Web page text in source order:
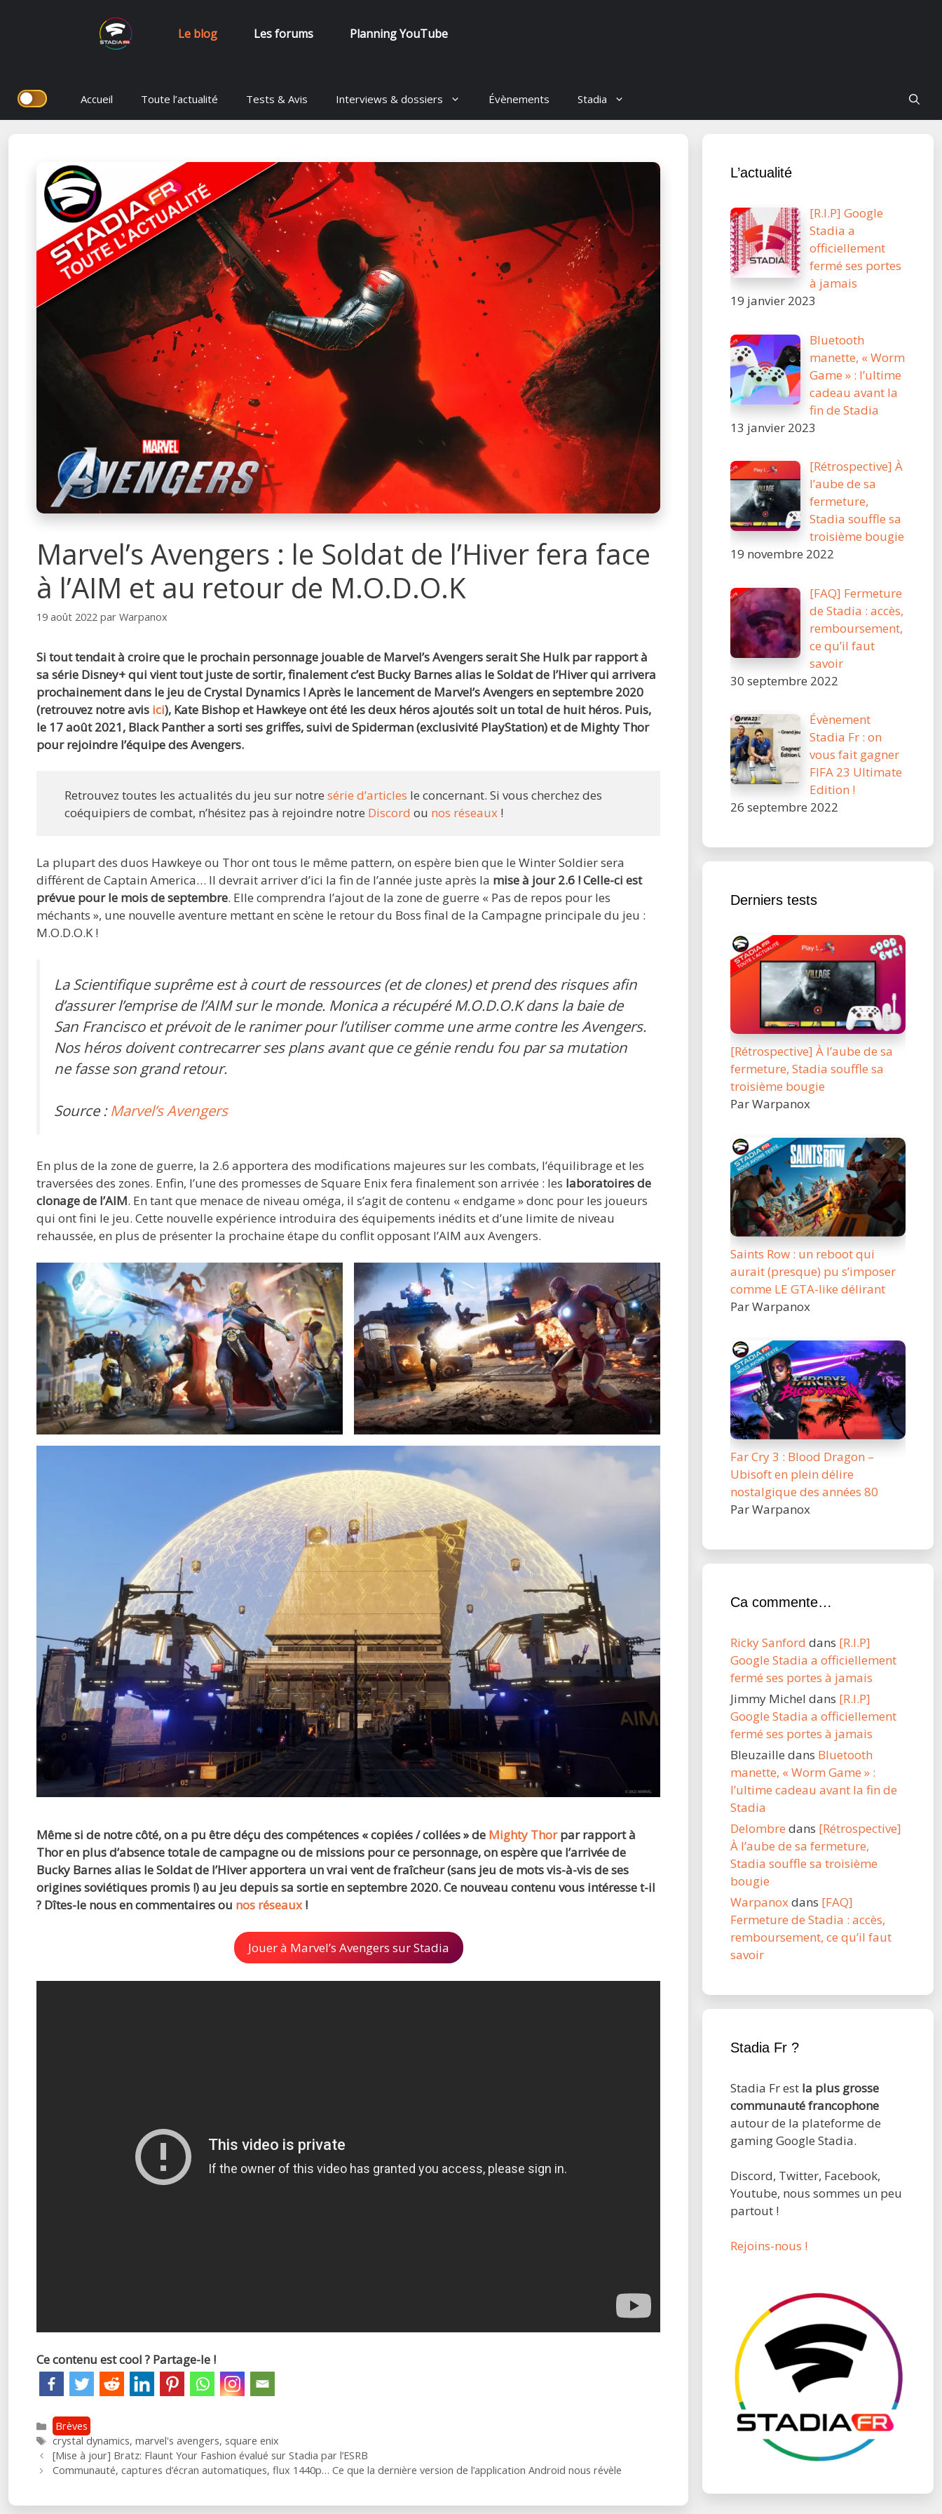
Le blog Les forums Planning YouTube
Aller
contenu
Accueil Toute l’actualité Tests & Avis Interviews & dossiers Évènements Stadia
Marvel’s Avengers : le Soldat de l’Hiver fera face
à l’AIM et au retour de M.O.D.O.K
19 août 2022 par Warpanox
Si tout tendait à croire que le prochain personnage jouable de Marvel’s Avengers serait She Hulk par rapport à
sa série Disney+ qui vient tout juste de sortir, finalement c’est Bucky Barnes alias le Soldat de l’Hiver qui arrivera
prochainement dans le jeu de Crystal Dynamics !Après le lancement de Marvel’s Avengers en septembre 2020
(retrouvez notre avis ici), Kate Bishop et Hawkeyeont été les deux héros ajoutés soit un total de huit héros. Puis,
le 17 août 2021, Black Panther a sorti ses griffes, suivi de Spiderman (exclusivité PlayStation) et de Mighty Thor
pour rejoindre l’équipe des Avengers.
Retrouvez toutes les actualités du jeu sur notresérie d’articles le concernant. Si vous cherchez des
coéquipiers de combat, n’hésitez pas à rejoindre notre Discordou nos réseaux !
La plupart des duos Hawkeye ou Thor ont tous le même pattern, on espère bien que le Winter Soldier sera
différent de Captain America… Il devrait arriver d’ici la fin de l’année juste après la mise à jour 2.6 ! Celle-ci est
prévue pour le mois de septembre. Elle comprendra l’ajout de la zone de guerre « Pas de repos pour les
méchants », une nouvelle aventure mettant en scène le retour du Boss final de la Campagne principale du jeu :
M.O.D.O.K !
La Scientifique suprême est à court de ressources (et de clones) et prend des risques afin
d’assurer l’emprise de l’AIM sur le monde. Monica a récupéré M.O.D.O.K dans la baie de
San Francisco et prévoit de le ranimer pour l’utiliser comme une arme contre les Avengers.
Nos héros doivent contrecarrer ses plans avant que ce génie rendu fou par sa mutation
ne fasse son grand retour.
Source :Marvel’s Avengers
En plus de la zone de guerre, la 2.6 apportera des modifications majeures sur les combats, l’équilibrage et les
traversées des zones. Enfin, l’une des promesses de Square Enix fera finalement son arrivée : les laboratoires de
clonage de l’AIM. En tant que menace de niveau oméga, il s’agit de contenu « endgame » donc pour les joueurs
qui ont fini le jeu. Cette nouvelle expérience introduira des équipements inédits et d’une limite de niveau
rehaussée, en plus de présenter la prochaine étape du conflit opposant l’AIM aux Avengers.
Même si de notre côté, on a pu être déçu des compétences « copiées / collées » de Mighty Thorpar rapport à
Thor en plus d’absence totale de campagne ou de missions pour ce personnage, on espère que l’arrivée de
Bucky Barnes alias le Soldat de l’Hiver apportera un vrai vent de fraîcheur (sans jeu de mots vis-à-vis de ses
origines soviétiques promis !) au jeu depuis sa sortie en septembre 2020. Ce nouveau contenu vous intéresse t-il
? Dîtes-le nous en commentaires ou nos réseaux!
Jouer à Marvel’s Avengers sur Stadia
Ce contenu est cool ? Partage-le !
Catégories
Brèves
Étiquettes
crystal dynamics,marvel's avengers, square enix
Post
navigation
[Mise à jour] Bratz: Flaunt Your Fashion évalué sur Stadia par l’ESRB
Communauté, captures d’écran automatiques, flux 1440p… Ce que la dernière version de l’application Android nous révèle
L’actualité
[R.I.P] Google
Stadia a
officiellement
fermé ses portes
à jamais
19 janvier 2023
Bluetooth
manette, « Worm
Game » : l’ultime
cadeau avant la
fin de Stadia
13 janvier 2023
[Rétrospective] À
l’aube de sa
fermeture,
Stadia souffle sa
troisième bougie
19 novembre 2022
[FAQ] Fermeture
de Stadia : accès,
remboursement,
ce qu’il faut
savoir
30 septembre 2022
Évènement
Stadia Fr : on
vous fait gagner
FIFA 23 Ultimate
Edition !
26 septembre 2022
Derniers tests
[Rétrospective] À l’aube de sa
fermeture, Stadia souffle sa
troisième bougie
Par Warpanox
Saints Row : un reboot qui
aurait (presque) pu s’imposer
comme LE GTA-like délirant
Par Warpanox
Far Cry 3 : Blood Dragon –
Ubisoft en plein délire
nostalgique des années 80
Par Warpanox
Ca commente…
Ricky Sanford dans [R.I.P]
Google Stadia a officiellement
fermé ses portes à jamais
Jimmy Michel dans [R.I.P]
Google Stadia a officiellement
fermé ses portes à jamais
Bleuzaille dans Bluetooth
manette, « Worm Game » :
l’ultime cadeau avant la fin de
Stadia
Delombre dans [Rétrospective]
À l’aube de sa fermeture,
Stadia souffle sa troisième
bougie
Warpanoxdans [FAQ]
Fermeture de Stadia : accès,
remboursement, ce qu’il faut
savoir
Stadia Fr ?
Stadia Fr est la plus grosse
communauté francophone
autour de la plateforme de
gaming Google Stadia.
Discord, Twitter, Facebook,
Youtube, nous sommes un peu
partout !
Rejoins-nous !